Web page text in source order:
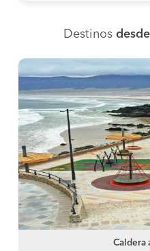
Destinos
Caldera